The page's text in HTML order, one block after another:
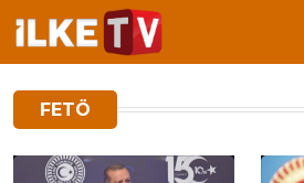
FETÖ